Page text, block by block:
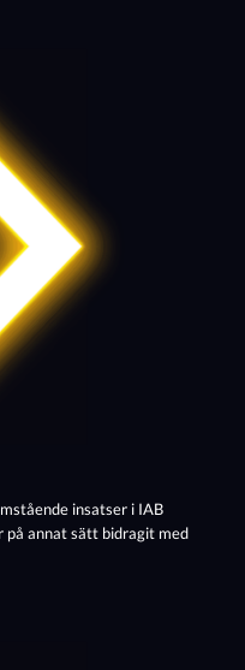
insatser i IAB
på annat sätt bidragit med